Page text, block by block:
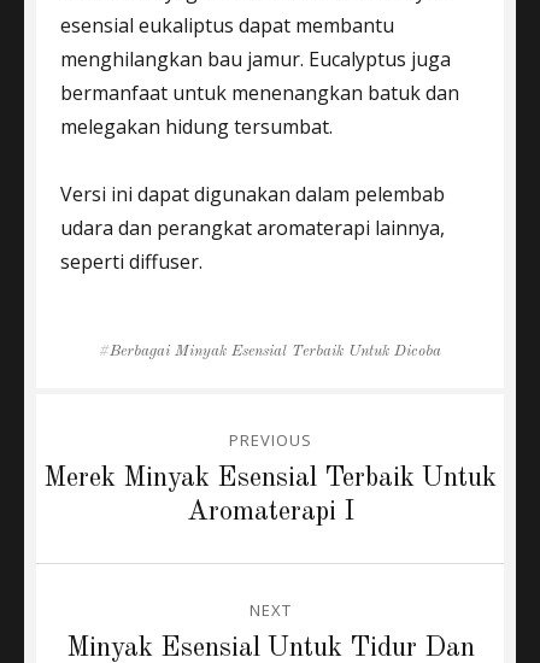
esensial eukaliptus dapat membantu
menghilangkan bau jamur. Eucalyptus juga
bermanfaat untuk menenangkan batuk dan
melegakan hidung tersumbat.
Versi ini dapat digunakan dalam pelembab
udara dan perangkat aromaterapi lainnya,
seperti diffuser.
Tags
Berbagai Minyak Esensial Terbaik Untuk Dicoba
navigation
PREVIOUS
Previous
Merek Minyak Esensial Terbaik Untuk
Aromaterapi I
NEXT
NextMinyak Esensial Untuk Tidur Dan